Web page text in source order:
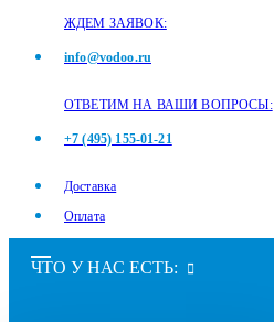
ЖДЕМ ЗАЯВОК:
info@vodoo.ru
ОТВЕТИМ НА ВАШИ ВОПРОСЫ:
+7 (495) 155-01-21
Доставка
Оплата
ЧТО У НАС ЕСТЬ: